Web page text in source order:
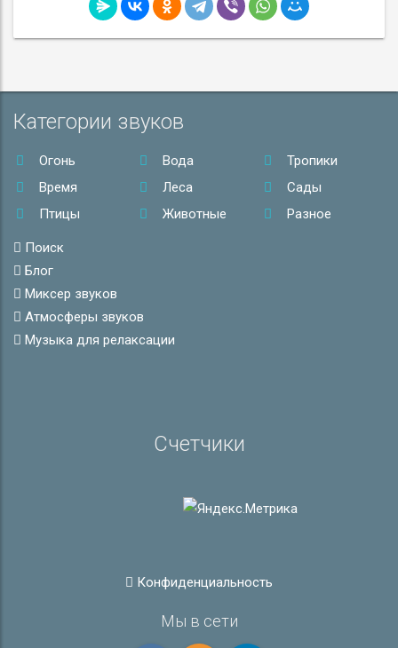
Категории звуков
Огонь Вода
Тропики
Время
Леса
Сады
Птицы
Животные Разное
Поиск
Блог
Миксер звуков
Атмосферы звуков
Музыка для релаксации
Счетчики
Конфиденциальность
Мы в сети